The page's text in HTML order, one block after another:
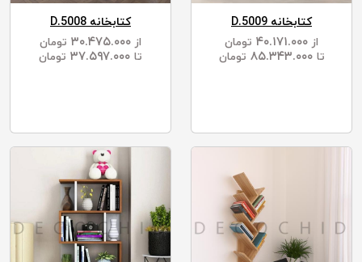
کتابخانه D.5009
از
تومان
تا ۸۵.۳۴۳.۰۰۰ تومان
کتابخانه D.5008
از
تومان
تا
تومان